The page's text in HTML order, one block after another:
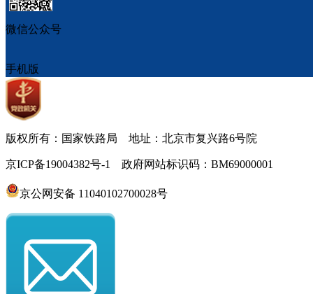
微信公众号
手机版
版权所有：国家铁路局 地址：北京市复兴路6号院
京ICP备19004382号-1 政府网站标识码：BM69000001
京公网安备 11040102700028号